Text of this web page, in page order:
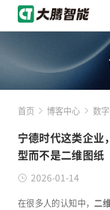
首页 博客中心 数
宁德时代这类企业
型而不是二维图纸
2026-01-14
在很多人的认知中，二